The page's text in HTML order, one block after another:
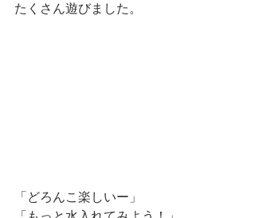
たくさん遊びました。
「どろんこ楽しいー」